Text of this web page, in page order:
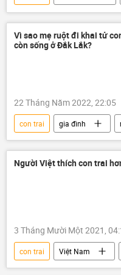
Thế giới
Pháp luật
Báo chí thế giới
Vì sao mẹ ruột đi khai tử
còn sống ở Đắk Lắk?
22 Tháng Năm 2022, 22:05
con trai gia đình
Đắk Lắk
Việt Nam
Người Việt thích con trai
3 Tháng Mười Một 2021,
con trai Việt Nam
dân số
sinh con